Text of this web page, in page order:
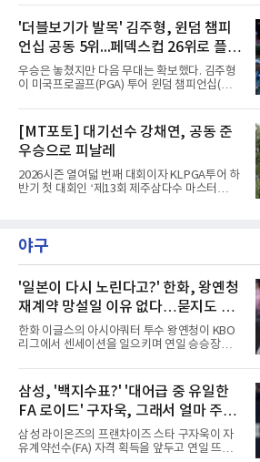
지 이후 150위까지 떨어진 바 있다. 그러나 6월
US오픈 3위로 부활의 신호
병훈은 10일(한국시간) 미국 뉴저지주 베드민스
터의 트럼프 내셔널 골프 클럽 베드민스터(파
71)에서 열린 최종 4라운드에서 버디 5개와 보
기 3개를 묶어 2언더파 69타를 쳤다. 최종 합계
7언더파 277타로 5위, 우승자 호아킨 니만(칠레
·16언더파 268타)과는 9타 차였다.기록의 의미
가 크다. 올해 LIV 골프로 이적해 새로 만들어진
위를 뛰어넘는 최고 성적을 냈다. 당시 그는
2022년 출범한 LIV 골프에서
'더블보기가 발목' 김주형, 윈덤 챔피
언십 공동 5위...페덱스컵 26위로 플레
이오프행
우승은 놓쳤지만 다음 무대는 확보했다. 김주형
이 미국프로골프(PGA) 투어 윈덤 챔피언십(총
10일(한국시간) 미국 노스캐롤라이나주 그린즈
버러의 세지필드 컨트리클럽(파70)에서 열린 최
종 4라운드에서 버디 3개를 잡았으나 보기 1개
와 더블보기 1개가 나오며 이븐파 70타에 그쳤
다. 최종 합계 15언더파 265타로 해리 홀(잉글랜
드)과 공동 5위였다. 우승자 마이클 브레넌(미국
·22언더파 258타)과는 7타 차다.기회는 있었다.
에 1타 뒤진 3위로 시즌 2승을 노렸다. 그러나 마
지막 날 타수를 줄이지 못하며
[MT포토] 대기선수 강채연, 공동 준
우승으로 피날레
2026시즌 열여덟 번째 대회이자 KLPGA투어 하
반기 첫 대회인 ‘제13회 제주삼다수 마스터
드 경기가 펼쳐졌다.강채연이 18번 홀에서 경기
하고 있다.
야구
'일본이 다시 노린다고?' 한화, 왕옌청
재계약 망설일 이유 없다…묻지도 따
지지도 말고 잡아야
한화 이글스의 아시아쿼터 투수 왕옌청이 KBO
리그에서 센세이션을 일으키며 연일 승승장구하
선발진을 든든하게 지탱했던 그가 이제는 리그
전체를 뒤흔드는 핵심 자원으로 거듭난 모습이
다. 이러한 활약 속에 일각에서는 왕옌청을 향한
일본 프로야구(NPB) 구단들의 러브콜이 다시 이
어질 수 있다는 시선도 제기된다. 과거 일본 2군
무대 신분으로 아쉬움을 삼켰던 그가 KBO리그
에서의 성공을 발판 삼아 더 큰 무대의 유혹을 느
삼성, '백지수표?' '대어급 중 유일한
FA 로이드' 구자욱, 그래서 얼마 주면
되나...삼성, 역대급 베팅 준비하나
삼성 라이온즈의 프랜차이즈 스타 구자욱이 자
유계약선수(FA) 자격 획득을 앞두고 연일 뜨거